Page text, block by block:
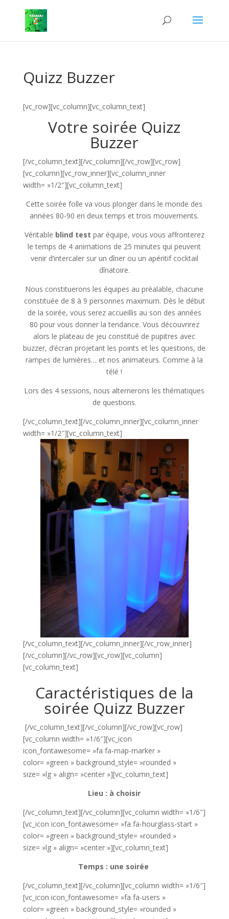
Quizz Buzzer
[vc_row][vc_column][vc_column_text]
Votre soirée Quizz
Buzzer
[/vc_column_text][/vc_column][/vc_row][vc_row]
[vc_column][vc_row_inner][vc_column_inner
width= »1/2″][vc_column_text]
Cette soirée folle va vous plonger dans le monde des
années 80-90 en deux temps et trois mouvements.
Véritable blind test par équipe, vous vous affronterez
le temps de 4 animations de 25 minutes qui peuvent
venir d’intercaler sur un dîner ou un apéritif cocktail
dînatoire.
Nous constituerons les équipes au préalable, chacune
constituée de 8 à 9 personnes maximum. Dès le début
de la soirée, vous serez accueillis au son des années
80 pour vous donner la tendance. Vous découvrirez
alors le plateau de jeu constitué de pupitres avec
buzzer, d’écran projetant les points et les questions, de
rampes de lumières… et nos animateurs. Comme à la
télé !
Lors des 4 sessions, nous alternerons les thématiques
de questions.
[/vc_column_text][/vc_column_inner][vc_column_inner
width= »1/2″][vc_column_text]
[/vc_column_text][/vc_column_inner][/vc_row_inner]
[/vc_column][/vc_row][vc_row][vc_column]
[vc_column_text]
Caractéristiques de la
soirée Quizz Buzzer
[/vc_column_text][/vc_column][/vc_row][vc_row]
[vc_column width= »1/6″][vc_icon
icon_fontawesome= »fa fa-map-marker »
color= »green » background_style= »rounded »
size= »lg » align= »center »][vc_column_text]
Lieu : à choisir
[/vc_column_text][/vc_column][vc_column width= »1/6″]
[vc_icon icon_fontawesome= »fa fa-hourglass-start »
color= »green » background_style= »rounded »
size= »lg » align= »center »][vc_column_text]
Temps : une soirée
[/vc_column_text][/vc_column][vc_column width= »1/6″]
[vc_icon icon_fontawesome= »fa fa-users »
color= »green » background_style= »rounded »